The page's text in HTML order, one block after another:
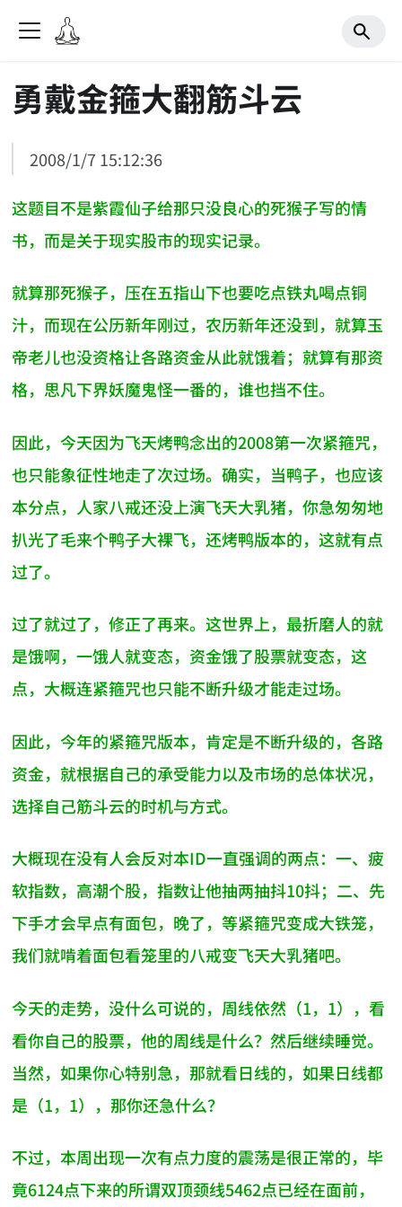
勇戴金箍大翻筋斗云
2008/1/7 15:12:36
这题目不是紫霞仙子给那只没良心的死猴子写的情
书，而是关于现实股市的现实记录。
就算那死猴子，压在五指山下也要吃点铁丸喝点铜
汁，而现在公历新年刚过，农历新年还没到，就算玉
帝老儿也没资格让各路资金从此就饿着；就算有那资
格，思凡下界妖魔鬼怪一番的，谁也挡不住。
因此，今天因为飞天烤鸭念出的2008第一次紧箍咒，
也只能象征性地走了次过场。确实，当鸭子，也应该
本分点，人家八戒还没上演飞天大乳猪，你急匆匆地
扒光了毛来个鸭子大裸飞，还烤鸭版本的，这就有点
过了。
过了就过了，修正了再来。这世界上，最折磨人的就
是饿啊，一饿人就变态，资金饿了股票就变态，这
点，大概连紧箍咒也只能不断升级才能走过场。
因此，今年的紧箍咒版本，肯定是不断升级的，各路
资金，就根据自己的承受能力以及市场的总体状况，
选择自己筋斗云的时机与方式。
大概现在没有人会反对本ID一直强调的两点：一、疲
软指数，高潮个股，指数让他抽两抽抖10抖；二、先
下手才会早点有面包，晚了，等紧箍咒变成大铁笼，
我们就啃着面包看笼里的八戒变飞天大乳猪吧。
今天的走势，没什么可说的，周线依然（1，1），看
看你自己的股票，他的周线是什么？然后继续睡觉。
当然，如果你心特别急，那就看日线的，如果日线都
是（1，1），那你还急什么？
不过，本周出现一次有点力度的震荡是很正常的，毕
竟6124点下来的所谓双顶颈线5462点已经在面前，